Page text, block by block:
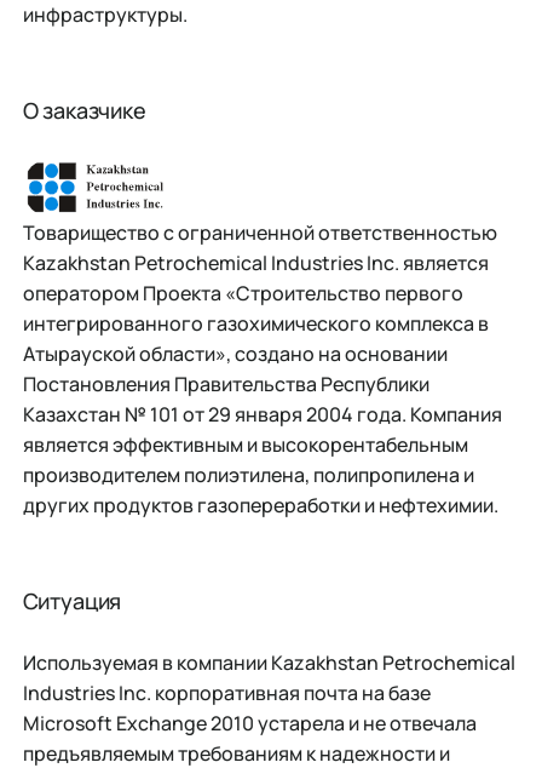
инфраструктуры.
О заказчике
Товарищество с ограниченной ответственностью
Kazakhstan Petrochemical Industries Inc. является
оператором Проекта «Строительство первого
интегрированного газохимического комплекса в
Атырауской области», создано на основании
Постановления Правительства Республики
Казахстан № 101 от 29 января 2004 года. Компания
является эффективным и высокорентабельным
производителем полиэтилена, полипропилена и
других продуктов газопереработки и нефтехимии.
Ситуация
Используемая в компании Kazakhstan Petrochemical
Industries Inc. корпоративная почта на базе
Microsoft Exchange 2010 устарела и не отвечала
предъявляемым требованиям к надежности и